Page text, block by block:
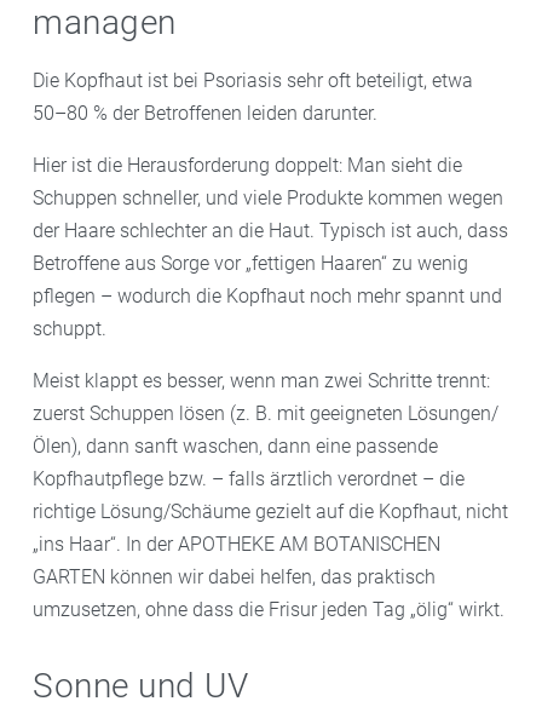
managen
Die Kopfhaut ist bei Psoriasis sehr oft beteiligt, etwa
50–80 % der Betroffenen leiden darunter.
Hier ist die Herausforderung doppelt: Man sieht die
Schuppen schneller, und viele Produkte kommen wegen
der Haare schlechter an die Haut. Typisch ist auch, dass
Betroffene aus Sorge vor „fettigen Haaren“ zu wenig
pflegen – wodurch die Kopfhaut noch mehr spannt und
schuppt.
Meist klappt es besser, wenn man zwei Schritte trennt:
zuerst Schuppen lösen (z. B. mit geeigneten Lösungen/
Ölen), dann sanft waschen, dann eine passende
Kopfhautpflege bzw. – falls ärztlich verordnet – die
richtige Lösung/Schäume gezielt auf die Kopfhaut, nicht
„ins Haar“. In der APOTHEKE AM BOTANISCHEN
GARTEN können wir dabei helfen, das praktisch
umzusetzen, ohne dass die Frisur jeden Tag „ölig“ wirkt.
Sonne und UV